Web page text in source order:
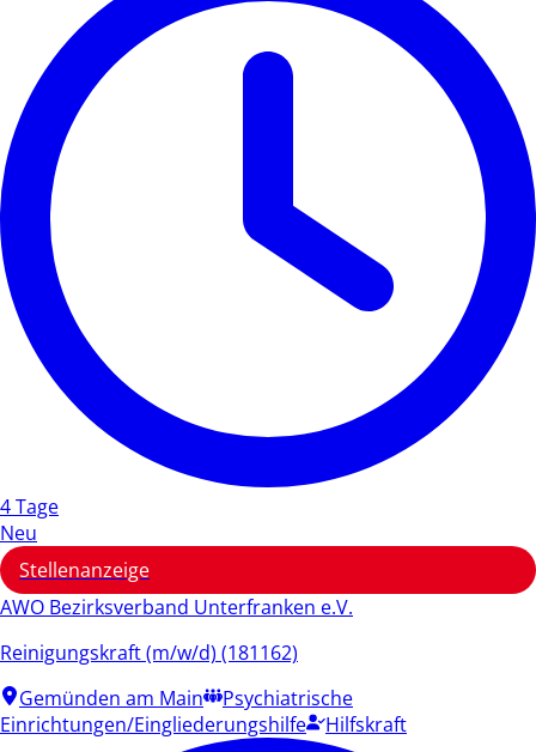
4 Tage
Neu
Stellenanzeige
AWO Bezirksverband Unterfranken e.V.
Reinigungskraft (m/w/d) (181162)
Gemünden am Main
Psychiatrische
Einrichtungen/Eingliederungshilfe
Hilfskraft